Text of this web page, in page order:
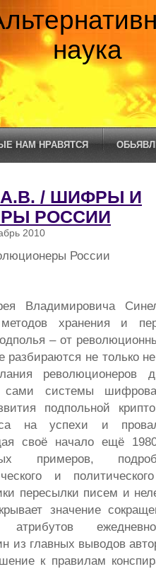
наука
НАМ НРАВЯТСЯ
/ ШИФРЫ И
РОССИИ
2010
России
Владимировича
хранения и
– от
не только
сами системы
подпольной
на успехи и
своё начало ещё
примеров,
и
пересылки писем и
значение
из главных выводов
к правилам